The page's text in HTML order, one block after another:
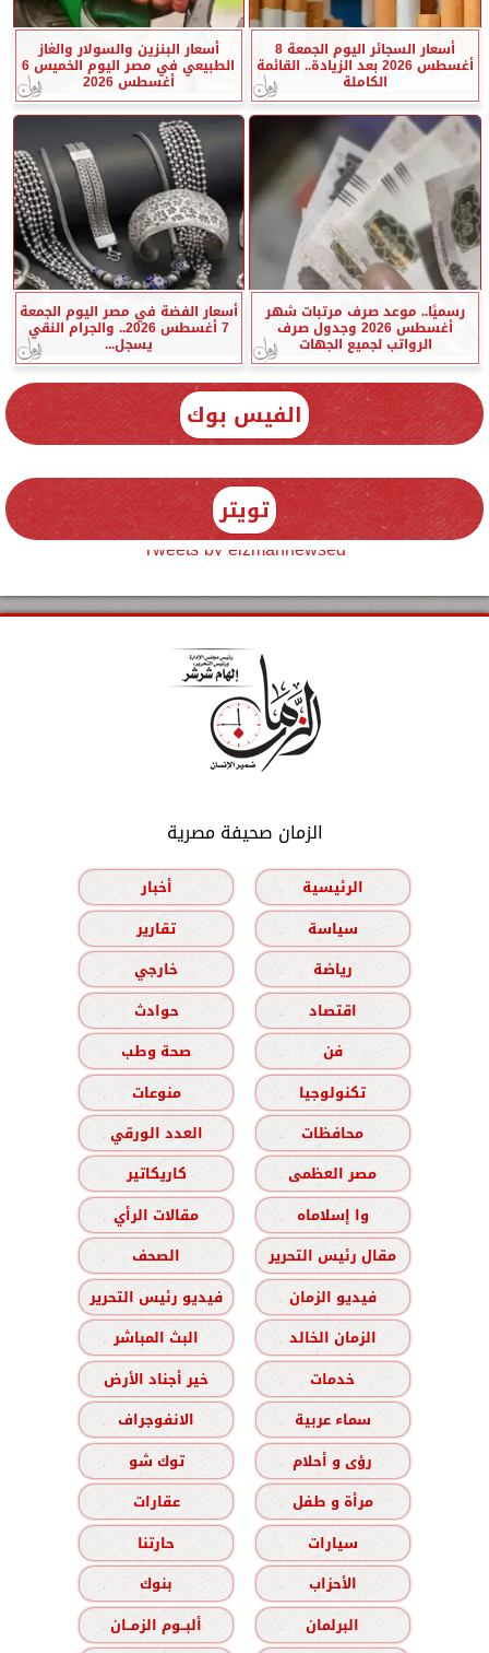
أسعار السجائر اليوم الجمعة 8
أغسطس 2026 بعد الزيادة.. القائمة
الكاملة
أسعار البنزين والسولار والغاز
الطبيعي في مصر اليوم الخميس 6
أغسطس 2026
رسميًا.. موعد صرف مرتبات شهر
أغسطس 2026 وجدول صرف
الرواتب لجميع الجهات
أسعار الفضة في مصر اليوم الجمعة
7 أغسطس 2026.. والجرام النقي
يسجل...
الفيس بوك
تويتر
Tweets by elzmannewseg
الزمان صحيفة مصرية
الرئيسية
أخبار
سياسة
تقارير
رياضة
خارجي
اقتصاد
حوادث
فن
صحة وطب
تكنولوجيا
منوعات
محافظات
العدد الورقي
مصر العظمى
كاريكاتير
وا إسلاماه
مقالات الرأي
مقال رئيس التحرير
الصحف
فيديو الزمان
فيديو رئيس التحرير
الزمان الخالد
البث المباشر
خدمات
خير أجناد الأرض
سماء عربية
الانفوجراف
رؤى و أحلام
توك شو
مرأة و طفل
عقارات
سيارات
حارتنا
الأحزاب
بنوك
البرلمان
ألبــوم الزمــان